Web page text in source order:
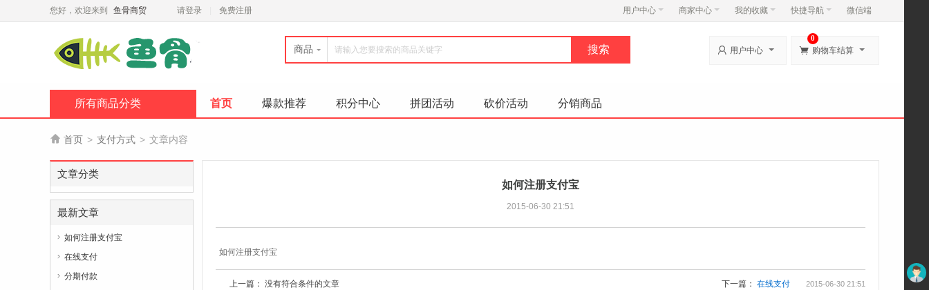
您好，欢迎来到 鱼骨商贸 请登录 免费注册 用户中心 商家中心 我的收藏 快捷导航 微信端
商品  用户中心  购物车结算
0
所有商品分类 首页 爆款推荐 积分中心 拼团活动 砍价活动 分销商品
 首页 > 支付方式 > 文章内容
文章分类
最新文章
 如何注册支付宝
 在线支付
 分期付款
如何注册支付宝
2015-06-30 21:51
如何注册支付宝
上一篇： 没有符合条件的文章 下一篇： 在线支付 2015-06-30 21:51